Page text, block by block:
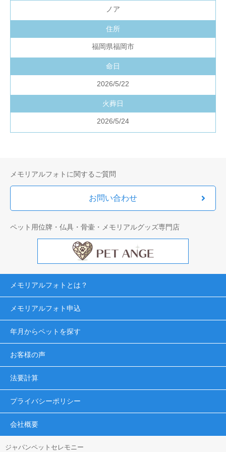
ノア
住所
福岡県福岡市
命日
2026/5/22
火葬日
2026/5/24
メモリアルフォトに関するご質問
お問い合わせ
ペット用位牌・仏具・骨壷・メモリアルグッズ専門店
メモリアルフォトとは？
メモリアルフォト申込
年月からペットを探す
お客様の声
法要計算
プライバシーポリシー
会社概要
ジャパンペットセレモニー